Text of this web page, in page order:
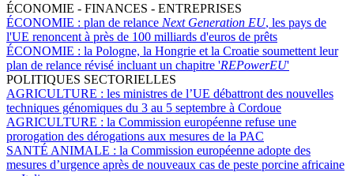
ÉCONOMIE - FINANCES - ENTREPRISES
ÉCONOMIE : plan de relance Next Generation EU, les pays de
l'UE renoncent à près de 100 milliards d'euros de prêts
ÉCONOMIE : la Pologne, la Hongrie et la Croatie soumettent leur
plan de relance révisé incluant un chapitre 'REPowerEU'
POLITIQUES SECTORIELLES
AGRICULTURE : les ministres de l’UE débattront des nouvelles
techniques génomiques du 3 au 5 septembre à Cordoue
AGRICULTURE : la Commission européenne refuse une
prorogation des dérogations aux mesures de la PAC
SANTÉ ANIMALE : la Commission européenne adopte des
mesures d’urgence après de nouveaux cas de peste porcine africaine